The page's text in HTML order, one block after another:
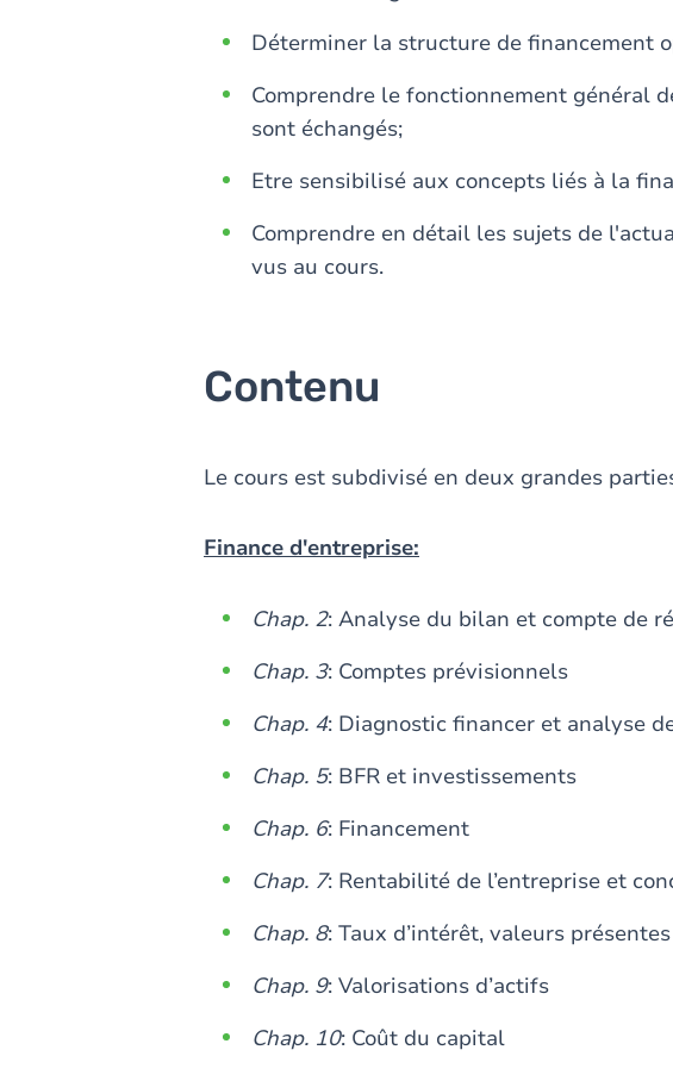
Déterminer la structure de financement
Comprendre le fonctionnement général
sont échangés;
Etre sensibilisé aux concepts liés à la
Comprendre en détail les sujets de
vus au cours.
Contenu
Le cours est subdivisé en deux grandes
Finance d'entreprise:
Chap. 2: Analyse du bilan et compte de
Chap. 3: Comptes prévisionnels
Chap. 4: Diagnostic financer et analyse
Chap. 5: BFR et investissements
Chap. 6: Financement
Chap. 7: Rentabilité de l’entreprise et
Chap. 8: Taux d’intérêt, valeurs
Chap. 9: Valorisations d’actifs
Chap. 10: Coût du capital